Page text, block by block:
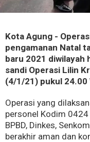
Kota Agung -
pengamanan Natal
baru 2021 diwilayah
sandi Operasi Lilin
(4/1/21) pukul 24.00
Operasi yang
personel Kodim 0424
BPBD, Dinkes,
berakhir aman dan